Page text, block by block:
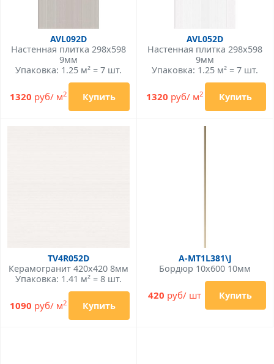
AVL092D
Настенная плитка 298x598
9мм
Упаковка: 1.25 м² = 7 шт.
1320 руб/ м2 Купить
AVL052D
Настенная плитка 298x598
9мм
Упаковка: 1.25 м² = 7 шт.
1320 руб/ м2 Купить
TV4R052D
Керамогранит 420x420 8мм
Упаковка: 1.41 м² = 8 шт.
1090 руб/ м2 Купить
A-MT1L381\J
Бордюр 10x600 10мм
420 руб/ шт Купить